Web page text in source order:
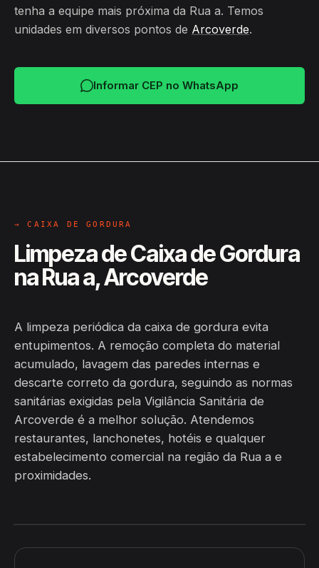
tenha a equipe mais próxima da Rua a. Temos
unidades em diversos pontos de Arcoverde.
Informar CEP no WhatsApp
→ CAIXA DE GORDURA
Limpeza de Caixa de Gordura
na Rua a, Arcoverde
A limpeza periódica da caixa de gordura evita
entupimentos. A remoção completa do material
acumulado, lavagem das paredes internas e
descarte correto da gordura, seguindo as normas
sanitárias exigidas pela Vigilância Sanitária de
Arcoverde é a melhor solução. Atendemos
restaurantes, lanchonetes, hotéis e qualquer
estabelecimento comercial na região da Rua a e
proximidades.